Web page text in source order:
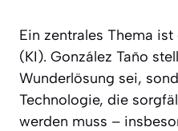
Ein zentrales Thema
(KI). González Taño
Wunderlösung sei,
Technologie, die
werden muss –